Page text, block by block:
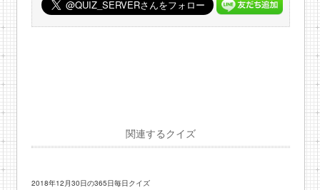
関連するクイズ
2018年12月30日の365日毎日クイズ